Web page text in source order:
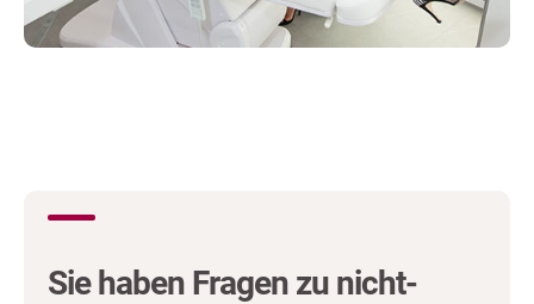
Sie haben Fragen zu nicht-